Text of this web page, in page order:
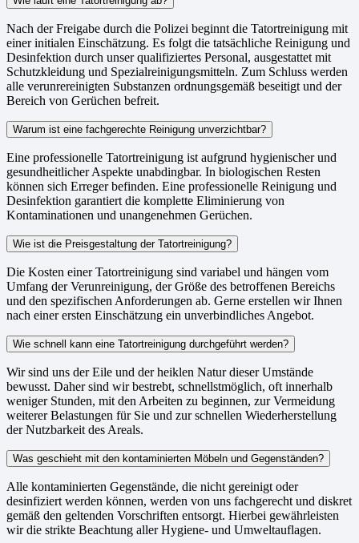
Nach der Freigabe durch die Polizei beginnt die Tatortreinigung mit
einer initialen Einschätzung. Es folgt die tatsächliche Reinigung und
Desinfektion durch unser qualifiziertes Personal, ausgestattet mit
Schutzkleidung und Spezialreinigungsmitteln. Zum Schluss werden
alle verunrereinigten Substanzen ordnungsgemäß beseitigt und der
Bereich von Gerüchen befreit.
Warum ist eine fachgerechte Reinigung unverzichtbar?
Eine professionelle Tatortreinigung ist aufgrund hygienischer und
gesundheitlicher Aspekte unabdingbar. In biologischen Resten
können sich Erreger befinden. Eine professionelle Reinigung und
Desinfektion garantiert die komplette Eliminierung von
Kontaminationen und unangenehmen Gerüchen.
Wie ist die Preisgestaltung der Tatortreinigung?
Die Kosten einer Tatortreinigung sind variabel und hängen vom
Umfang der Verunreinigung, der Größe des betroffenen Bereichs
und den spezifischen Anforderungen ab. Gerne erstellen wir Ihnen
nach einer ersten Einschätzung ein unverbindliches Angebot.
Wie schnell kann eine Tatortreinigung durchgeführt werden?
Wir sind uns der Eile und der heiklen Natur dieser Umstände
bewusst. Daher sind wir bestrebt, schnellstmöglich, oft innerhalb
weniger Stunden, mit den Arbeiten zu beginnen, zur Vermeidung
weiterer Belastungen für Sie und zur schnellen Wiederherstellung
der Nutzbarkeit des Areals.
Was geschieht mit den kontaminierten Möbeln und Gegenständen?
Alle kontaminierten Gegenstände, die nicht gereinigt oder
desinfiziert werden können, werden von uns fachgerecht und diskret
gemäß den geltenden Vorschriften entsorgt. Hierbei gewährleisten
wir die strikte Beachtung aller Hygiene- und Umweltauflagen.